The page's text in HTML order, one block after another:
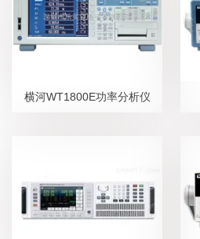
横河WT1800E功率分析仪